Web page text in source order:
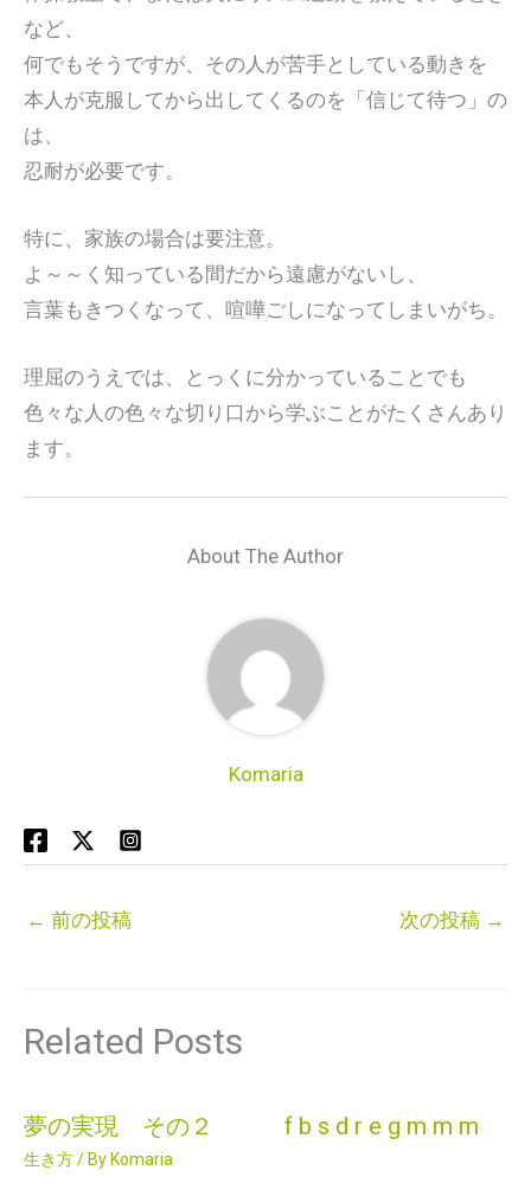
など、
何でもそうですが、その人が苦手としている動きを
本人が克服してから出してくるのを「信じて待つ」の
は、
忍耐が必要です。
特に、家族の場合は要注意。
よ～～く知っている間だから遠慮がないし、
言葉もきつくなって、喧嘩ごしになってしまいがち。
理屈のうえでは、とっくに分かっていることでも
色々な人の色々な切り口から学ぶことがたくさんあり
ます。
About The Author
Komaria
← 前の投稿 次の投稿 →
Related Posts
夢の実現 その２ f b s d r e g m m m
生き方/ By Komaria